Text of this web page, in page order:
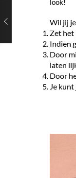
look!
Wil jij
Zet het
Indien
Door
laten
Door
Je